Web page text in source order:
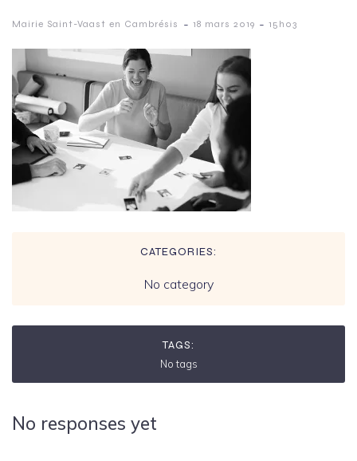
Mairie Saint-Vaast en Cambrésis - 18 mars 2019 - 15h03
CATEGORIES:
No category
TAGS:
No tags
No responses yet